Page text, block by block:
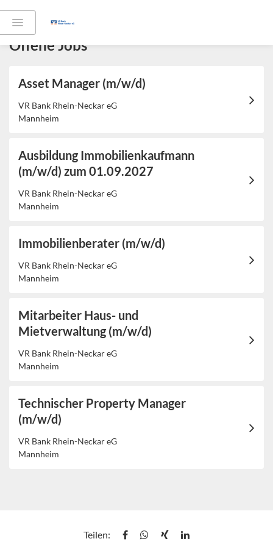
Offene Jobs
Asset Manager (m/w/d)
VR Bank Rhein-Neckar eG
Mannheim
Ausbildung Immobilienkaufmann
(m/w/d) zum 01.09.2027
VR Bank Rhein-Neckar eG
Mannheim
Immobilienberater (m/w/d)
VR Bank Rhein-Neckar eG
Mannheim
Mitarbeiter Haus- und
Mietverwaltung (m/w/d)
VR Bank Rhein-Neckar eG
Mannheim
Technischer Property Manager
(m/w/d)
VR Bank Rhein-Neckar eG
Mannheim
Teilen: